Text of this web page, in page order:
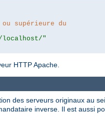
supérieure du
"
HTTP Apache.
des serveurs originaux au
inverse. Il est aussi